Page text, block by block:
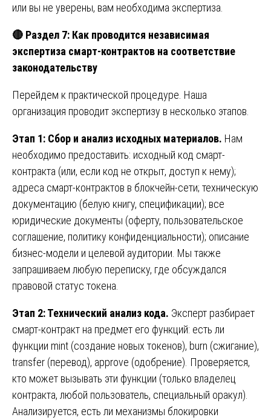
или вы не уверены, вам необходима экспертиза.
🔴 Раздел 7: Как проводится независимая
экспертиза смарт-контрактов на соответствие
законодательству
Перейдем к практической процедуре. Наша
организация проводит экспертизу в несколько этапов.
Этап 1: Сбор и анализ исходных материалов. Нам
необходимо предоставить: исходный код смарт-
контракта (или, если код не открыт, доступ к нему);
адреса смарт-контрактов в блокчейн-сети; техническую
документацию (белую книгу, спецификации); все
юридические документы (оферту, пользовательское
соглашение, политику конфиденциальности); описание
бизнес-модели и целевой аудитории. Мы также
запрашиваем любую переписку, где обсуждался
правовой статус токена.
Этап 2: Технический анализ кода. Эксперт разбирает
смарт-контракт на предмет его функций: есть ли
функции mint (создание новых токенов), burn (сжигание),
transfer (перевод), approve (одобрение). Проверяется,
кто может вызывать эти функции (только владелец
контракта, любой пользователь, специальный оракул).
Анализируется, есть ли механизмы блокировки